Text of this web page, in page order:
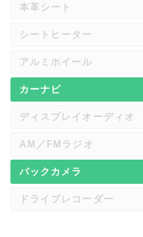
本革シート
シートヒーター
アルミホイール
カーナビ
ディスプレイオーディオ
AM／FMラジオ
バックカメラ
ドライブレコーダー